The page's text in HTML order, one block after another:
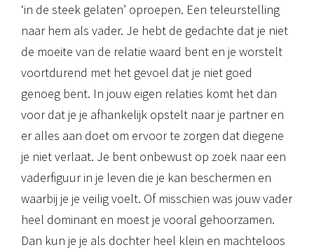
‘in de steek gelaten’ oproepen. Een teleurstelling
naar hem als vader. Je hebt de gedachte dat je niet
de moeite van de relatie waard bent en je worstelt
voortdurend met het gevoel dat je niet goed
genoeg bent. In jouw eigen relaties komt het dan
voor dat je je afhankelijk opstelt naar je partner en
er alles aan doet om ervoor te zorgen dat diegene
je niet verlaat. Je bent onbewust op zoek naar een
vaderfiguur in je leven die je kan beschermen en
waarbij je je veilig voelt. Of misschien was jouw vader
heel dominant en moest je vooral gehoorzamen.
Dan kun je je als dochter heel klein en machteloos